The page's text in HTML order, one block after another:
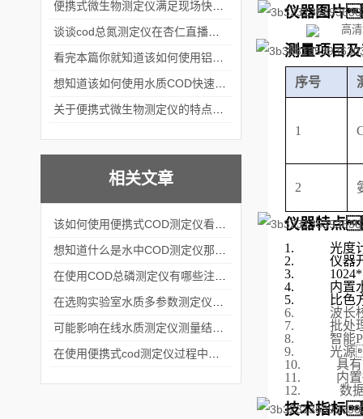
相关文章
仪器图片
测量项目
序号
1
2
仪器特点
1.
光度
2.
仪器
3.
4.
内置
5.
比色
6.
波长
7.
批处
8.
智能
9.
光源
10.
具
11.
内
12.
数
技术指标